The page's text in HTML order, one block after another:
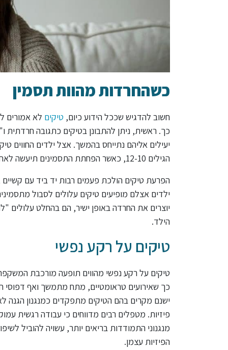
כשהחרדות מהוות תסמין
חשוב להדגיש שככל הידוע כיום, טיקים לא אמורים
כך. ראשית, ניתן להתבונן בטיקים כתגובה
יעילים אליהם נתייחס בהמשך. אצל ילדים החווים
הגילים 12-10, כאשר הפחתת התסמינים תיעשה לאחר מכן ולקראת תחילת שנות העשרים לחייו.
הפרעת טיקים הולכת פעמים רבות יד ביד עם
ילדים אצלם מופיעים טיקים עלולים לסבול
יוצרים את החרדה באופן ישיר, הם בהחלט עלולים
הילד.
טיקים על רקע נפשי
טיקים על רקע נפשי מהווים תופעה מורכבת
כך שאירועים טראומטיים, מתח מתמשך ואף דפוסי
ישנם מקרים בהם הטיקים מתפקדים כמנגנון
פיזיות. מטפלים רבים מדווחים כי עבודה רגשית
מנגנוני התמודדות בריאים יותר, עשויה להוביל
הפיזיות עצמן.